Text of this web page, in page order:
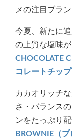
メの注目ブラン
今夏、新たに
の上質な塩味
CHOCOLATE
コレートチップ
カカオリッチ
さ・バランス
ンをたっぷり
BROWNIE（プ